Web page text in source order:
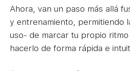
Ahora, van un paso más allá
y entrenamiento, permitiendo
uso- de marcar tu propio
hacerlo de forma rápida e